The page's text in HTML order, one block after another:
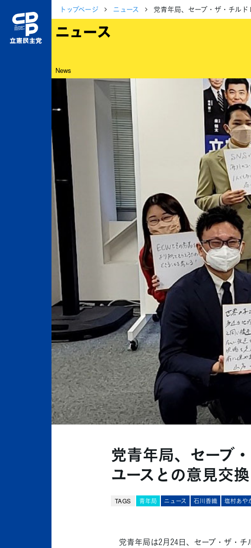
トップページ ニュース 党青年局、セーブ・ザ・チル
ニュース
News
党青年局、セーブ
ユースとの意見交
TAGS 青年局 ニュース 石川香織 塩村あや
党青年局は2月24日、セーブ・ザ・チ